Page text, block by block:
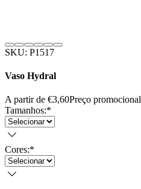
SKU: P1517
Vaso Hydral
A partir de €3,60Preço promocional
Tamanhos:*
Cores:*